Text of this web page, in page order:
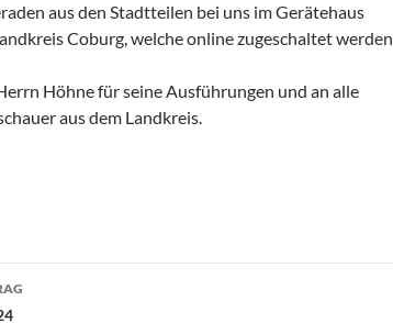
aus den Stadtteilen bei uns im Gerätehaus
Coburg, welche online zugeschaltet werden
Höhne für seine Ausführungen und an alle
aus dem Landkreis.